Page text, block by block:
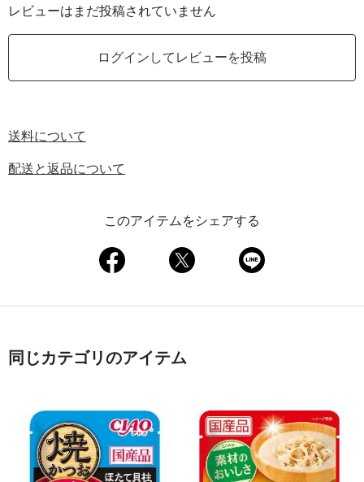
レビューはまだ投稿されていません
ログインしてレビューを投稿
送料について
配送と返品について
このアイテムをシェアする
同じカテゴリのアイテム